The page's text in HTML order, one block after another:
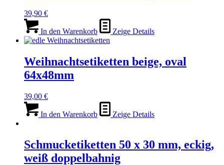
39,90 €
In den Warenkorb Zeige Details
Weihnachtsetiketten beige, oval
64x48mm
39,00 €
In den Warenkorb Zeige Details
Schmucketiketten 50 x 30 mm, eckig,
weiß doppelbahnig